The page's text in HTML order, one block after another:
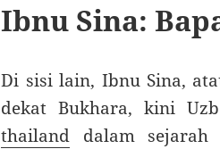
Ibnu Sina:
Di sisi lain, Ibnu Sina,
dekat Bukhara, kini
thailand dalam sejarah